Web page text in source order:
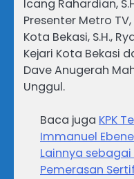
Icang Rahardian,
Presenter Metro
Kota Bekasi, S.H.,
Kejari Kota Bekasi
Dave Anugerah
Unggul.
Baca juga KPK
Immanuel
Lainnya sebagai
Pemerasan